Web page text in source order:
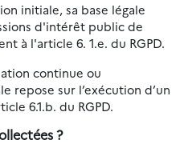
initiale, sa base légale
d'intérêt public de
à l'article 6. 1.e. du RGPD.
continue ou
repose sur l’exécution d’un
6.1.b. du RGPD.
?